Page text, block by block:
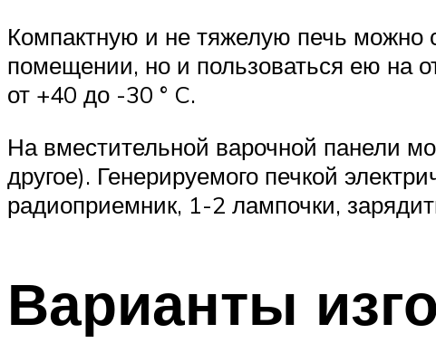
Компактную и не тяжелую печь можно
помещении, но и пользоваться ею на
от +40 до -30 ° C.
На вместительной варочной панели
другое). Генерируемого печкой
радиоприемник, 1-2 лампочки,
Варианты